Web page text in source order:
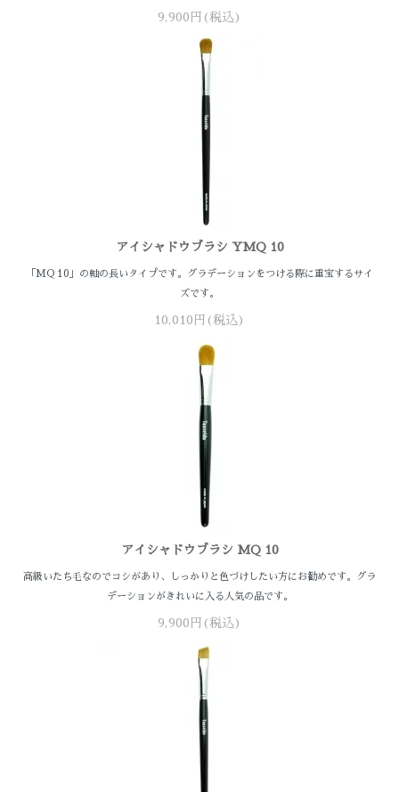
9,900円(税込)
アイシャドウブラシ YMQ 10
「MQ 10」の軸の長いタイプです。グラデーションをつける際に重宝するサイ
ズです。
10,010円(税込)
アイシャドウブラシ MQ 10
高級いたち毛なのでコシがあり、しっかりと色づけしたい方にお勧めです。グラ
デーションがきれいに入る人気の品です。
9,900円(税込)